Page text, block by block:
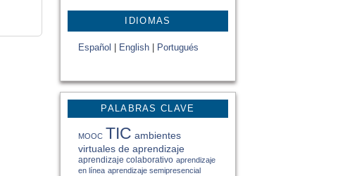
IDIOMAS
Español English Portugués
PALABRAS CLAVE
MOOC TIC ambientes
virtuales de aprendizaje
aprendizaje colaborativo aprendizaje
en línea aprendizaje semipresencial